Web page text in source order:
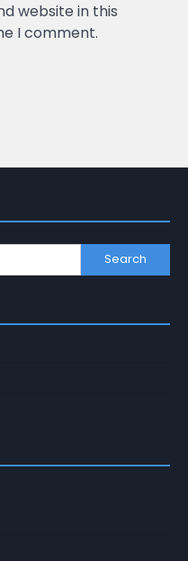
website in this
I comment.
Search